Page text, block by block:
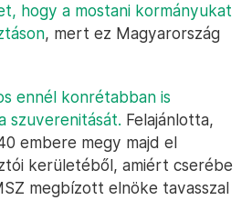
hogy a mostani kormányukat
, mert ez Magyarország
ennél konrétabban is
szuverenitását. Felajánlotta,
embere megy majd el
kerületéből, amiért cserébe
megbízott elnöke tavasszal